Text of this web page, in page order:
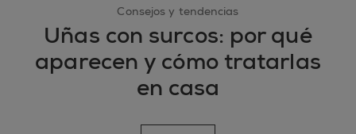
Consejos y tendencias
Uñas con surcos: por qué
aparecen y cómo tratarlas
en casa